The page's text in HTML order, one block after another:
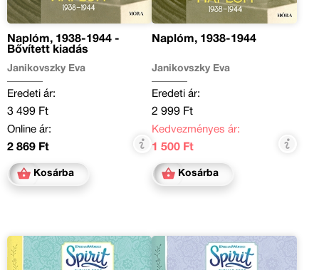
Naplóm, 1938-1944 -
Bővített kiadás
Janikovszky Éva
Eredeti ár:
3 499 Ft
Online ár:
2 869 Ft
Kosárba
Naplóm, 1938-1944
Janikovszky Éva
Eredeti ár:
2 999 Ft
Kedvezményes ár:
1 500 Ft
Kosárba